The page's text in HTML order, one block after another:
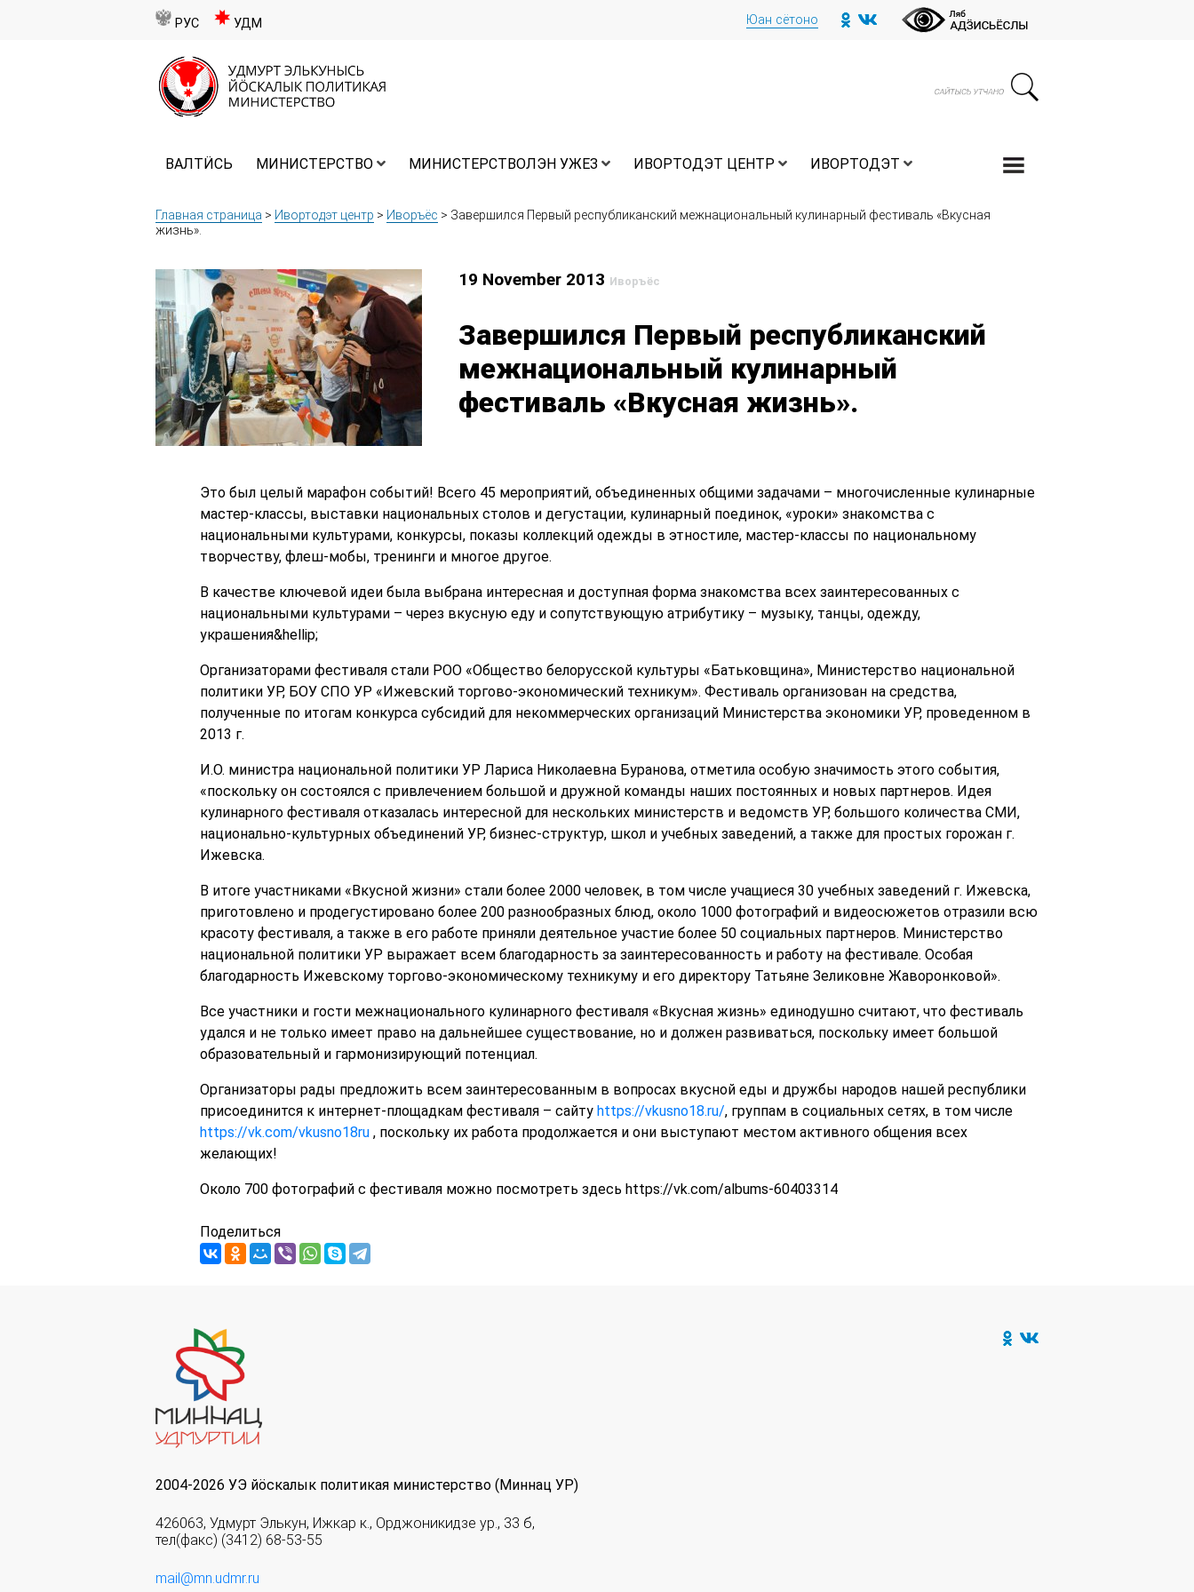
РУС УДМ Юан сётоно
ВАЛТӤСЬ МИНИСТЕРСТВО МИНИСТЕРСТВОЛЭН УЖЕЗ ИВОРТОДЭТ ЦЕНТР ИВОРТОДЭТ
Главная страница > Ивортодэт центр > Иворъёс > Завершился Первый республиканский межнациональный кулинарный фестиваль «Вкусная
жизнь».
19 November 2013 Иворъёс
Завершился Первый республиканский
межнациональный кулинарный
фестиваль «Вкусная жизнь».
Это был целый марафон событий! Всего 45 мероприятий, объединенных общими задачами – многочисленные кулинарные
мастер-классы, выставки национальных столов и дегустации, кулинарный поединок, «уроки» знакомства с
национальными культурами, конкурсы, показы коллекций одежды в этностиле, мастер-классы по национальному
творчеству, флеш-мобы, тренинги и многое другое.
В качестве ключевой идеи была выбрана интересная и доступная форма знакомства всех заинтересованных с
национальными культурами – через вкусную еду и сопутствующую атрибутику – музыку, танцы, одежду,
украшения&hellip;
Организаторами фестиваля стали РОО «Общество белорусской культуры «Батьковщина», Министерство национальной
политики УР, БОУ СПО УР «Ижевский торгово-экономический техникум». Фестиваль организован на средства,
полученные по итогам конкурса субсидий для некоммерческих организаций Министерства экономики УР, проведенном в
2013 г.
И.О. министра национальной политики УР Лариса Николаевна Буранова, отметила особую значимость этого события,
«поскольку он состоялся с привлечением большой и дружной команды наших постоянных и новых партнеров. Идея
кулинарного фестиваля отказалась интересной для нескольких министерств и ведомств УР, большого количества СМИ,
национально-культурных объединений УР, бизнес-структур, школ и учебных заведений, а также для простых горожан г.
Ижевска.
В итоге участниками «Вкусной жизни» стали более 2000 человек, в том числе учащиеся 30 учебных заведений г. Ижевска,
приготовлено и продегустировано более 200 разнообразных блюд, около 1000 фотографий и видеосюжетов отразили всю
красоту фестиваля, а также в его работе приняли деятельное участие более 50 социальных партнеров. Министерство
национальной политики УР выражает всем благодарность за заинтересованность и работу на фестивале. Особая
благодарность Ижевскому торгово-экономическому техникуму и его директору Татьяне Зеликовне Жаворонковой».
Все участники и гости межнационального кулинарного фестиваля «Вкусная жизнь» единодушно считают, что фестиваль
удался и не только имеет право на дальнейшее существование, но и должен развиваться, поскольку имеет большой
образовательный и гармонизирующий потенциал.
Организаторы рады предложить всем заинтересованным в вопросах вкусной еды и дружбы народов нашей республики
присоединится к интернет-площадкам фестиваля – сайту https://vkusno18.ru/, группам в социальных сетях, в том числе
https://vk.com/vkusno18ru, поскольку их работа продолжается и они выступают местом активного общения всех
желающих!
Около 700 фотографий с фестиваля можно посмотреть здесь https://vk.com/albums-60403314
Поделиться
2004-2026 УЭ йöскалык политикая министерство (Миннац УР)
426063, Удмурт Элькун, Ижкар к., Орджоникидзе ур., 33 б,
тел(факс) (3412) 68-53-55
mail@mn.udmr.ru